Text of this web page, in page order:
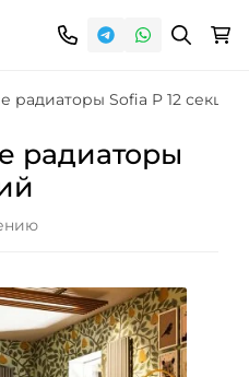
радиаторы Sofia P 12 секций
радиаторы